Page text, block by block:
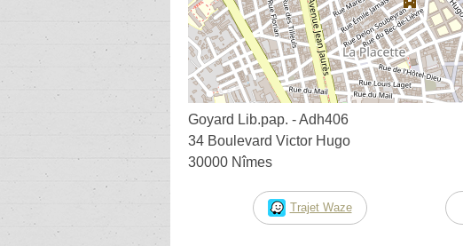
Goyard Lib.pap. - Adh406
34 Boulevard Victor Hugo
30000 Nîmes
Trajet Waze